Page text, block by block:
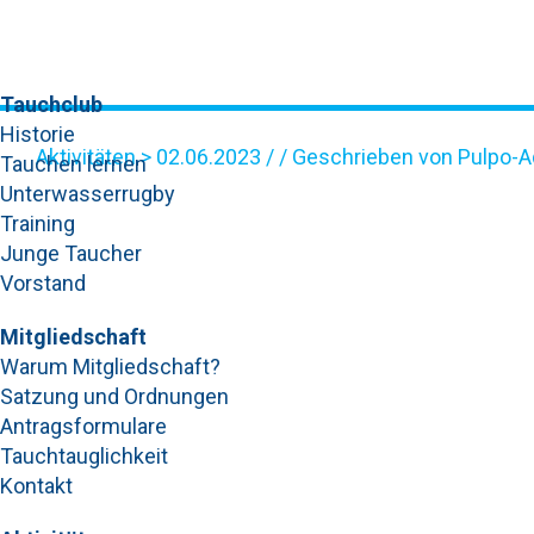
Tauchclub
Historie
Tauchen lernen
Unterwasserrugby
Training
Junge Taucher
Vorstand
Mitgliedschaft
Warum Mitgliedschaft?
Satzung und Ordnungen
Antragsformulare
Tauchtauglichkeit
Kontakt
Aktivitäten> 02.06.2023 / / Geschrieben von Pulpo-
GRAFIK-10